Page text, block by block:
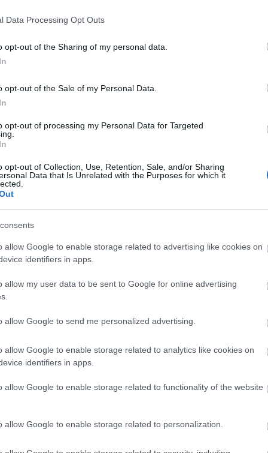
Data Processing Opt Outs
opt-out of the Sharing of my personal data.
opt-out of the Sale of my Personal Data.
opt-out of processing my Personal Data for Targeted
opt-out of Collection, Use, Retention, Sale, and/or Sharing
Data that Is Unrelated with the Purposes for which it
allow Google to enable storage related to advertising like cookies on
identifiers in apps.
allow my user data to be sent to Google for online advertising
allow Google to send me personalized advertising.
allow Google to enable storage related to analytics like cookies on
identifiers in apps.
allow Google to enable storage related to functionality of the website
allow Google to enable storage related to personalization.
«Θα πούμε κανένα τραγούδι;», ώστε να σβήσουν τα
και όλοι μαζί άρχισαν να τραγουδούν το
Eurovision.
της Τρίτης 12 Μαΐου στον Α’ Ημιτελικό, εμφανιζόμενος